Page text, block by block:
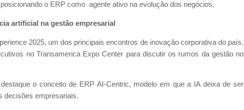
o ERP como agente ativo na evolução dos negócios.
artificial na gestão empresarial
2025, um dos principais encontros de inovação corporativa do país.
no Transamerica Expo Center para discutir os rumos da gestão no
o conceito de ERP AI-Centric, modelo em que a IA deixa de ser
decisões empresariais.